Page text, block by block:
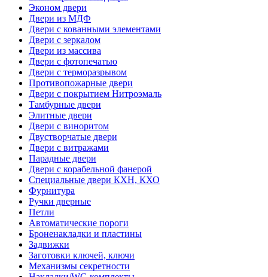
Эконом двери
Двери из МДФ
Двери с кованными элементами
Двери с зеркалом
Двери из массива
Двери с фотопечатью
Двери с терморазрывом
Противопожарные двери
Двери с покрытием Нитроэмаль
Тамбурные двери
Элитные двери
Двери с виноритом
Двустворчатые двери
Двери с витражами
Парадные двери
Двери с корабельной фанерой
Специальные двери КХН, КХО
Фурнитура
Ручки дверные
Петли
Автоматические пороги
Броненакладки и пластины
Задвижки
Заготовки ключей, ключи
Механизмы секретности